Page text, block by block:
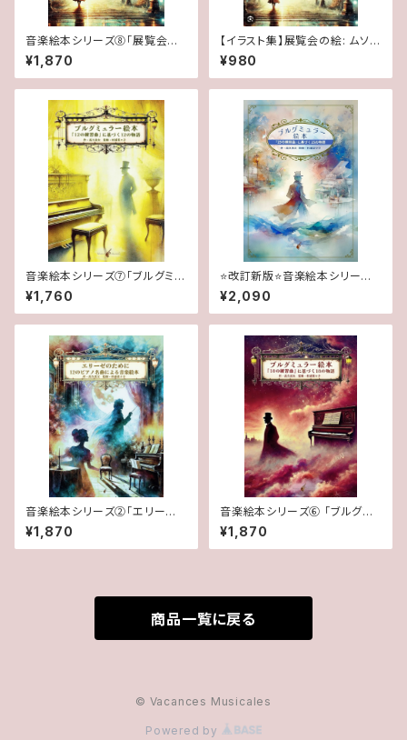
音楽絵本シリーズ⑧「展覧会の
絵: ムソルグスキーの音楽に基
づく音楽絵本」
¥1,870
【イラスト集】展覧会の絵: ムソル
グスキーの音楽に基づく音楽絵
本 掲載イラスト＆絵画データ
¥980
音楽絵本シリーズ⑦「ブルグミュ
ラー絵本: 『12の練習曲』に基づ
く12の物語」
¥1,760
⭐️改訂新版⭐️音楽絵本シリーズ
①「ブルグミュラー絵本: 『25の
練習曲』に基づく25の物語 」
¥2,090
音楽絵本シリーズ②「エリーゼ
のために: 12のピアノ名曲によ
¥1,870
音楽絵本シリーズ⑥ 「ブルグミ
ュラー絵本: 『18の練習曲』に基
づく18の物語」
¥1,870
商品一覧に戻る
© Vacances Musicales
Powered by